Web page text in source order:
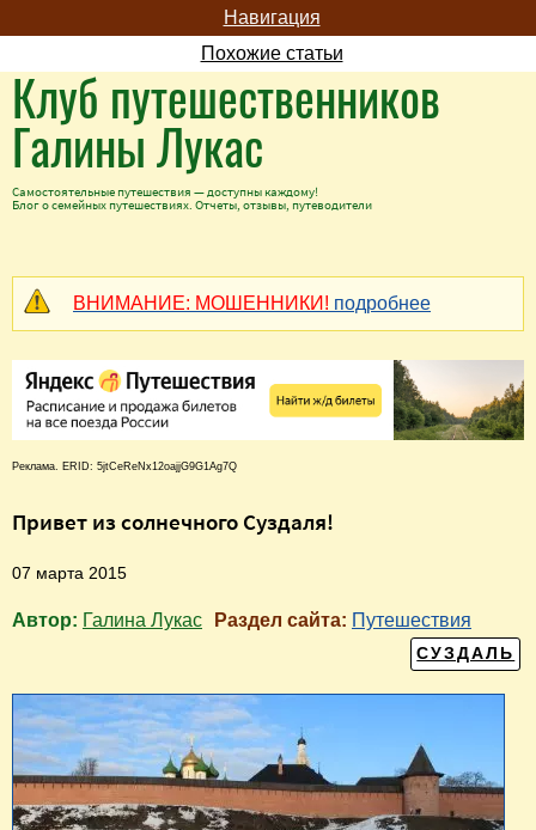
Навигация
Похожие статьи
Клуб путешественников
Галины Лукас
Самостоятельные путешествия — доступны каждому!
Блог о семейных путешествиях. Отчеты, отзывы, путеводители
ВНИМАНИЕ: МОШЕННИКИ! подробнее
Реклама. ERID: 5jtCeReNx12oajjG9G1Ag7Q
Привет из солнечного Суздаля!
07 марта 2015
Автор: Галина Лукас Раздел сайта: Путешествия
СУЗДАЛЬ